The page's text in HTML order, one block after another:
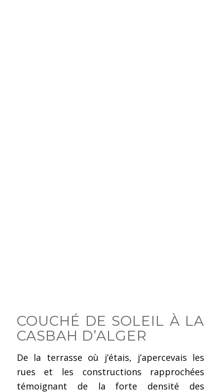
COUCHÉ DE SOLEIL À LA
CASBAH D’ALGER
De la terrasse où j’étais, j’apercevais les
rues et les constructions rapprochées
témoignant de la forte densité des